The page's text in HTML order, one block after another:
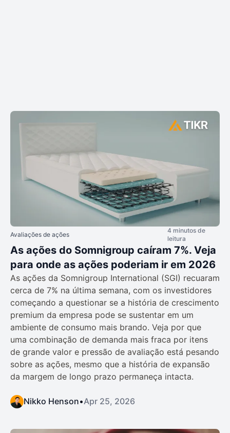
Avaliações de ações
4 minutos de
leitura
As ações do Somnigroup caíram 7%. Veja
para onde as ações poderiam ir em 2026
As ações da Somnigroup International (SGI) recuaram
cerca de 7% na última semana, com os investidores
começando a questionar se a história de crescimento
premium da empresa pode se sustentar em um
ambiente de consumo mais brando. Veja por que
uma combinação de demanda mais fraca por itens
de grande valor e pressão de avaliação está pesando
sobre as ações, mesmo que a história de expansão
da margem de longo prazo permaneça intacta.
Nikko Henson•Apr 25, 2026